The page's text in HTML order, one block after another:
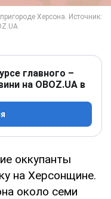
главного –
на OBOZ.UA в
оккупанты
на Херсонщине.
около семи